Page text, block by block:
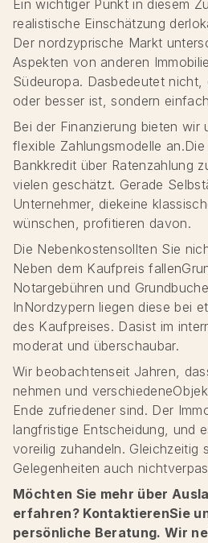
Ein wichtiger Punkt in diesem
realistische Einschätzung
Der nordzyprische Markt
Aspekten von anderen
Südeuropa. Dasbedeutet
oder besser ist, sondern
Bei der Finanzierung bieten wir
flexible Zahlungsmodelle
Bankkredit über Ratenzahlung
vielen geschätzt. Gerade
Unternehmer, diekeine
wünschen, profitieren davon.
Die Nebenkostensollten Sie
Neben dem Kaufpreis
Notargebühren und
InNordzypern liegen diese bei
des Kaufpreises. Dasist im
moderat und überschaubar.
Wir beobachtenseit Jahren,
nehmen und
Ende zufriedener sind. Der
langfristige Entscheidung, und
voreilig zuhandeln. Gleichzeitig
Gelegenheiten auch
Möchten Sie mehr über
erfahren? KontaktierenSie
persönliche Beratung. Wir